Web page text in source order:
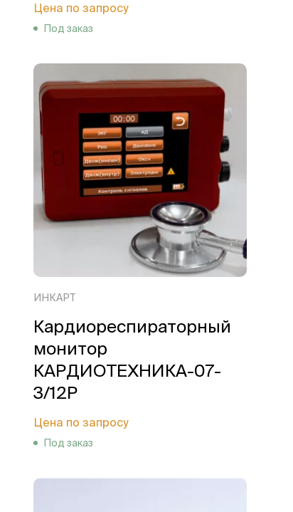
Цена по запросу
Под заказ
ИНКАРТ
Кардиореспираторный
монитор
КАРДИОТЕХНИКА-07-
3/12Р
Цена по запросу
Под заказ